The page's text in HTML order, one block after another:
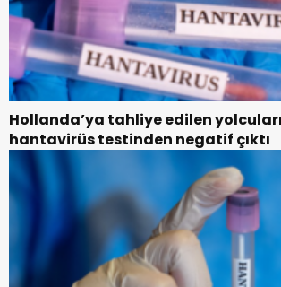
Hollanda’ya tahliye edilen
hantavirüs testinden negatif çıktı